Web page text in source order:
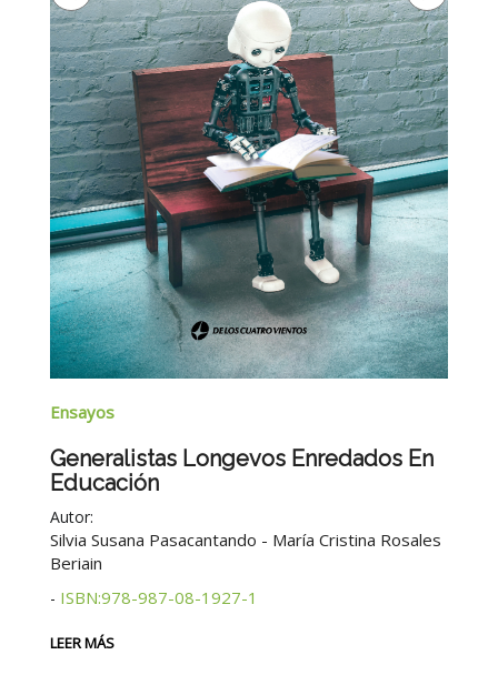
Ensayos
Generalistas Longevos Enredados En
Educación
Autor:
Silvia Susana Pasacantando - María Cristina Rosales
Beriain
- ISBN:978-987-08-1927-1
LEER MÁS